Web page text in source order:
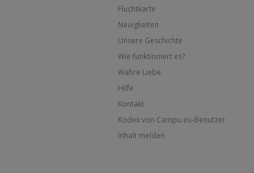
Fluchtkarte
Neuigkeiten
Unsere Geschichte
Wie funktioniert es?
Wahre Liebe
Hilfe
Kontakt
Kodex von Campu.eu-Benutzer
Inhalt melden